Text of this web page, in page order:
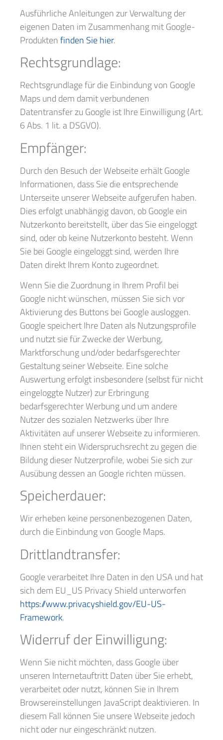
Ausführliche Anleitungen zur Verwaltung der
eigenen Daten im Zusammenhang mit Google-
Produktenfinden Sie hier.
Rechtsgrundlage:
Rechtsgrundlage für die Einbindung von Google
Maps und dem damit verbundenen
Datentransfer zu Google ist Ihre Einwilligung (Art.
6 Abs. 1 lit. a DSGVO).
Empfänger:
Durch den Besuch der Webseite erhält Google
Informationen, dass Sie die entsprechende
Unterseite unserer Webseite aufgerufen haben.
Dies erfolgt unabhängig davon, ob Google ein
Nutzerkonto bereitstellt, über das Sie eingeloggt
sind, oder ob keine Nutzerkonto besteht. Wenn
Sie bei Google eingeloggt sind, werden Ihre
Daten direkt Ihrem Konto zugeordnet.
Wenn Sie die Zuordnung in Ihrem Profil bei
Google nicht wünschen, müssen Sie sich vor
Aktivierung des Buttons bei Google ausloggen.
Google speichert Ihre Daten als Nutzungsprofile
und nutzt sie für Zwecke der Werbung,
Marktforschung und/oder bedarfsgerechter
Gestaltung seiner Webseite. Eine solche
Auswertung erfolgt insbesondere (selbst für nicht
eingeloggte Nutzer) zur Erbringung
bedarfsgerechter Werbung und um andere
Nutzer des sozialen Netzwerks über Ihre
Aktivitäten auf unserer Webseite zu informieren.
Ihnen steht ein Widerspruchsrecht zu gegen die
Bildung dieser Nutzerprofile, wobei Sie sich zur
Ausübung dessen an Google richten müssen.
Speicherdauer:
Wir erheben keine personenbezogenen Daten,
durch die Einbindung von Google Maps.
Drittlandtransfer:
Google verarbeitet Ihre Daten in den USA und hat
sich dem EU_US Privacy Shield unterworfen
https://www.privacyshield.gov/EU-US-
Framework.
Widerruf der Einwilligung:
Wenn Sie nicht möchten, dass Google über
unseren Internetauftritt Daten über Sie erhebt,
verarbeitet oder nutzt, können Sie in Ihrem
Browsereinstellungen JavaScript deaktivieren. In
diesem Fall können Sie unsere Webseite jedoch
nicht oder nur eingeschränkt nutzen.